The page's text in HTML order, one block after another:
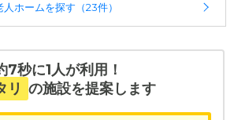
から、条件にあった施設を選ぶ
や医療体制から施設を探せる
ケ」「麻雀」が楽しめる施設、
施設、「看取り可」の施設など、
介護施設情報を掲載
から、条件にあった施設を選ぶ
や医療体制から施設を探せる
ケ」「麻雀」が楽しめる施設、
ホームを探す（23件）
7秒に1人が利用！
リ の施設を提案します